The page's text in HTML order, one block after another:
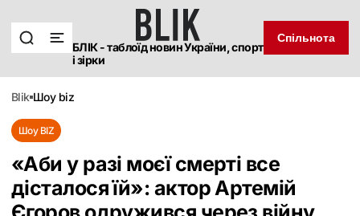
БЛІК - таблоїд новин України, спорт
і зірки
Спільнота
blik шоу biz
Шоу BIZ
«Аби у разі моєї смерті все
дісталося їй»: актор Артемій